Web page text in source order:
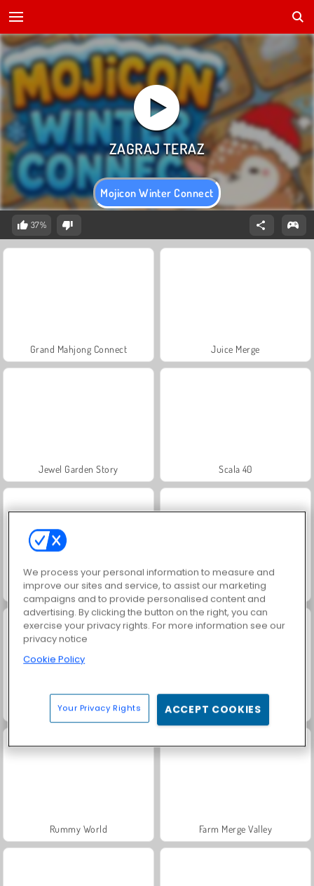
Mojicon Winter Connect
37%
Grand Mahjong Connect Juice Merge
Jewel Garden Story Scala 40
Solitaire Social Trollface Quest: USA 2
Masha and the Bear: Meadows
Rummy World Farm Merge Valley
We process your personal information to measure and
improve our sites and service, to assist our marketing
campaigns and to provide personalised content and
advertising. By clicking the button on the right, you can
exercise your privacy rights. For more information see our
privacy notice
Cookie Policy
Your Privacy Rights ACCEPT COOKIES